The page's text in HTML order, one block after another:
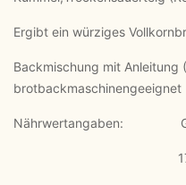
Ergibt ein würziges
Backmischung mit Anleitung
brotbackmaschinengeeignet
1703,4